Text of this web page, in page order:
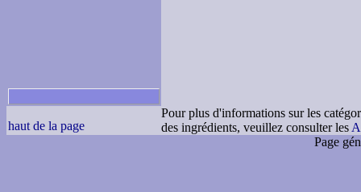
haut de la page
Pour plus d'informations sur les
des ingrédients, veuillez consulter les
Page